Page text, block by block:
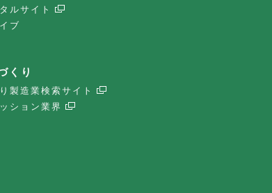
ルサイト
ブ
くり
製造業検索サイト
ション業界